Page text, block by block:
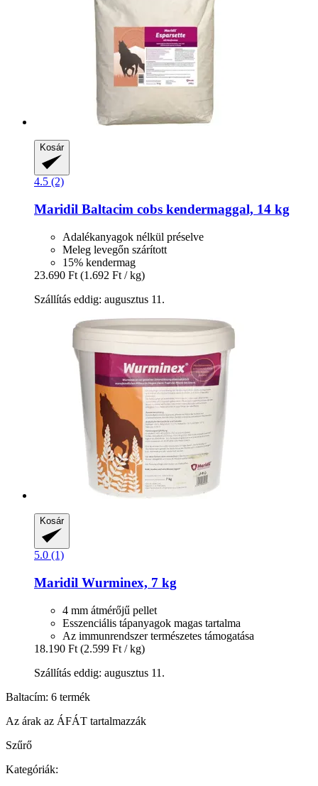
Kosár
4.5 (2)
Maridil Baltacim cobs kendermaggal, 14 kg
Adalékanyagok nélkül préselve
Meleg levegőn szárított
15% kendermag
23.690 Ft (1.692 Ft / kg)
Szállítás eddig: augusztus 11.
Kosár
5.0 (1)
Maridil Wurminex, 7 kg
4 mm átmérőjű pellet
Esszenciális tápanyagok magas tartalma
Az immunrendszer természetes támogatása
18.190 Ft (2.599 Ft / kg)
Szállítás eddig: augusztus 11.
Baltacím: 6 termék
Az árak az ÁFÁT tartalmazzák
Szűrő
Kategóriák: